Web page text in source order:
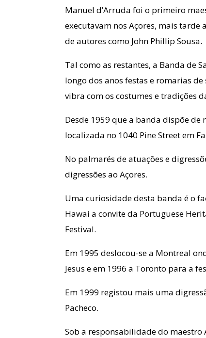
Manuel d’Arruda foi o primeiro
executavam nos Açores, mais
de autores como John Phillip Sousa.
Tal como as restantes, a Banda de
longo dos anos festas e romarias
vibra com os costumes e tradições
Desde 1959 que a banda dispõe
localizada no 1040 Pine Street em
No palmarés de atuações e
digressões ao Açores.
Uma curiosidade desta banda é o
Hawai a convite da Portuguese
Festival.
Em 1995 deslocou-se a Montreal
Jesus e em 1996 a Toronto para a
Em 1999 registou mais uma
Pacheco.
Sob a responsabilidade do maestro